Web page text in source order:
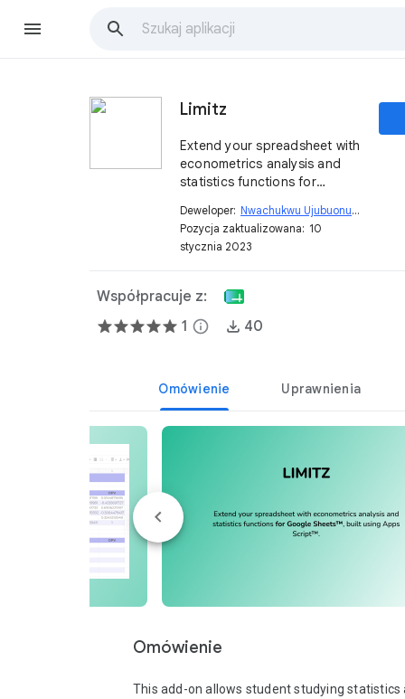
Limitz
Extend your spreadsheet with
econometrics analysis and
statistics functions for
Apps Script™.
Deweloper: Nwachukwu Ujubuonu open_in_new
Pozycja zaktualizowana: 10
stycznia 2023
Współpracuje z:
1 info 40
Omówienie Uprawnienia
Omówienie
This add-on allows student studying statistics